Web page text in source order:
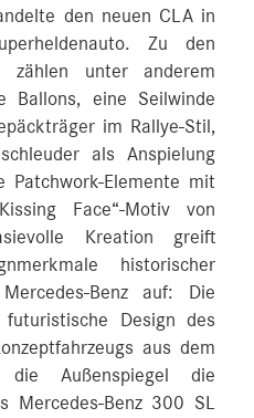
den neuen CLA in
Zu den
zählen unter anderem
Ballons, eine Seilwinde
im Rallye-Stil,
als Anspielung
Patchwork-Elemente mit
Face“-Motiv von
Kreation greift
historischer
Benz auf: Die
Design des
aus dem
Außenspiegel die
Mercedes-Benz 300 SL